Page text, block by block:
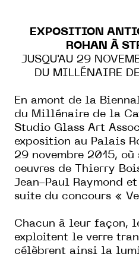
EXPOSITION
ROHAN À
JUSQU'AU 29
DU MILLÉNAIRE
En amont de la
du Millénaire de la
Studio Glass Art
exposition au Palais
29 novembre 2015, où
oeuvres de Thierry
Jean-Paul Raymond
suite du concours «
Chacun à leur façon,
exploitent le verre
célèbrent ainsi la